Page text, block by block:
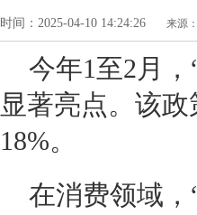
时间：2025-04-10 14:24:26 来源
今年1至2月
显著亮点。该
18%。
在消费领域